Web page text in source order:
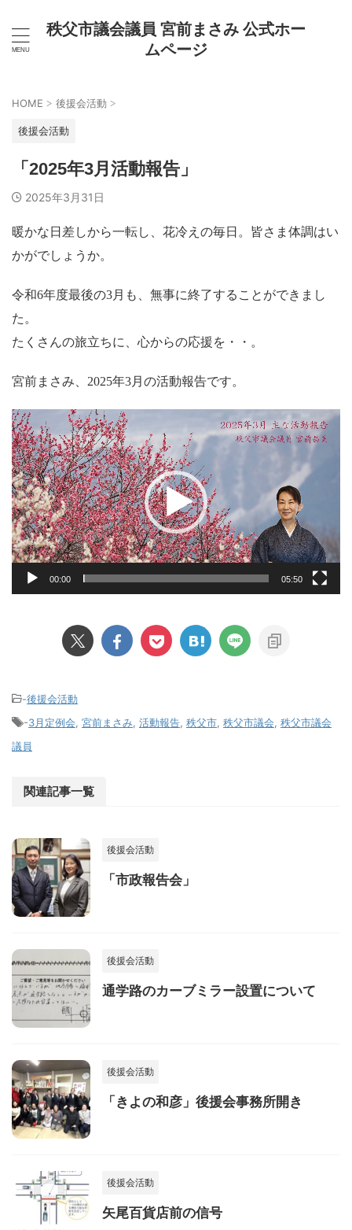
秩父市議会議員 宮前まさみ 公式ホー
ムページ
HOME > 後援会活動 >
後援会活動
「2025年3月活動報告」
2025年3月31日
暖かな日差しから一転し、花冷えの毎日。皆さま体調はい
かがでしょうか。
令和6年度最後の3月も、無事に終了することができまし
た。
たくさんの旅立ちに、心からの応援を・・。
宮前まさみ、2025年3月の活動報告です。
動
画
プ
レ
ー
ヤ
ー
00:00 05:50
-後援会活動
-3月定例会 宮前まさみ 活動報告 秩父市 秩父市議会 秩父市議会
議員
関連記事一覧
後援会活動
「市政報告会」
後援会活動
通学路のカーブミラー設置について
後援会活動
「きよの和彦」後援会事務所開き
後援会活動
矢尾百貨店前の信号